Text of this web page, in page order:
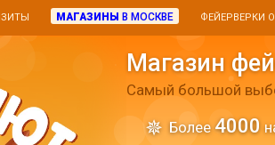
МАГАЗИНЫ В МОСКВЕ ФЕЙЕРВЕРКИ
Магазин
Самый большой
Более 4000